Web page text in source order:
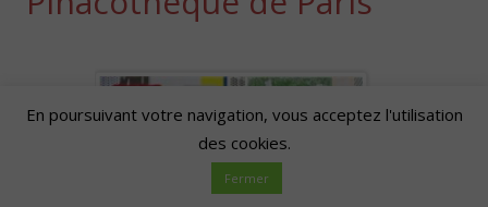
En poursuivant votre navigation, vous acceptez l'utilisation
des cookies.
Fermer